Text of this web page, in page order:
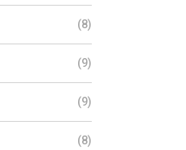
(8)
(9)
(9)
(8)